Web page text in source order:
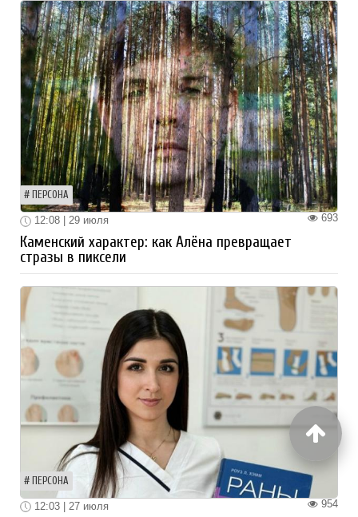
ПЕРСОНА
693
12:08 | 29 июля
Каменский характер: как Алёна превращает
стразы в пиксели
ПЕРСОНА
954
12:03 | 27 июля